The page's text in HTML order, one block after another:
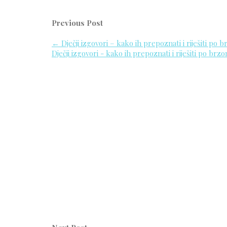
Previous Post
← Dječji izgovori – kako ih prepoznati i riješiti po
Dječji izgovori - kako ih prepoznati i riješiti po